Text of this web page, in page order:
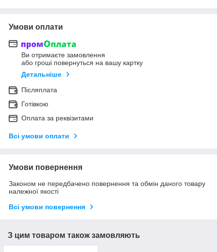
Умови оплати
Ви отримаєте замовлення
або гроші повернуться на вашу картку
Детальніше
Післяплата
Готівкою
Оплата за реквізитами
Всі умови оплати
Умови повернення
Законом не передбачено повернення та обмін даного товару
належної якості
Всі умови повернення
З цим товаром також замовляють